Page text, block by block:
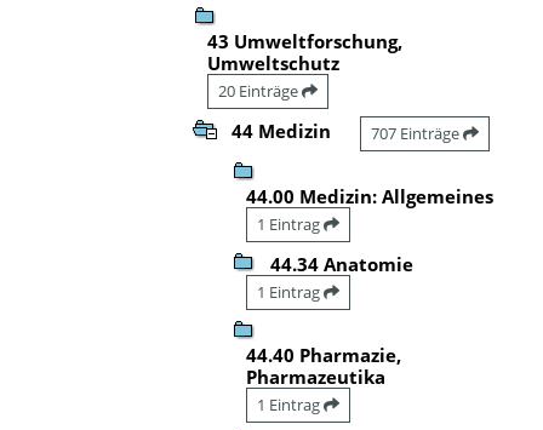
43 Umweltforschung,
Umweltschutz
20 Einträge
44 Medizin 707 Einträge
44.00 Medizin: Allgemeines
1 Eintrag
44.34 Anatomie
1 Eintrag
44.40 Pharmazie,
Pharmazeutika
1 Eintrag